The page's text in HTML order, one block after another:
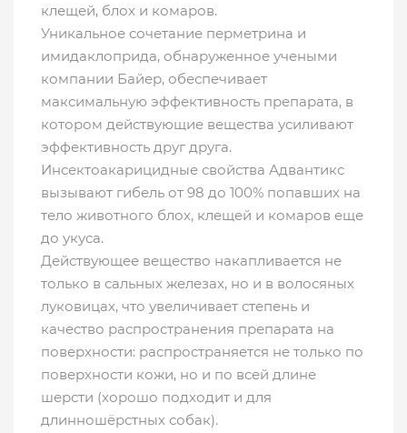
клещей, блох и комаров.
Уникальное сочетание перметрина и
имидаклоприда, обнаруженное учеными
компании Байер, обеспечивает
максимальную эффективность препарата, в
котором действующие вещества усиливают
эффективность друг друга.
Инсектоакарицидные свойства Адвантикс
вызывают гибель от 98 до 100% попавших на
тело животного блох, клещей и комаров еще
до укуса.
Действующее вещество накапливается не
только в сальных железах, но и в волосяных
луковицах, что увеличивает степень и
качество распространения препарата на
поверхности: распространяется не только по
поверхности кожи, но и по всей длине
шерсти (хорошо подходит и для
длинношёрстных собак).